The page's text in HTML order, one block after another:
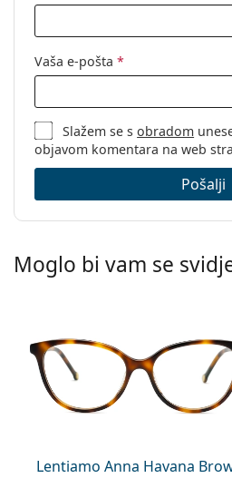
Vaša e-pošta *
Slažem se sobradom
objavom komentara na web
Pošalji
Moglo bi vam se
Lentiamo Anna Havana